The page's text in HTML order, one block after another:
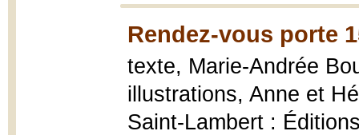
Rendez-vous porte
texte, Marie-Andrée
illustrations, Anne et
Saint-Lambert :